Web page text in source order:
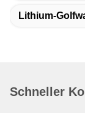
Lithium-
Schneller